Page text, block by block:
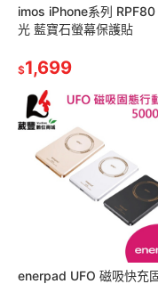
imos iPhone系列
光 藍寶石螢幕保護貼
$1,699
enerpad UFO 磁吸快充